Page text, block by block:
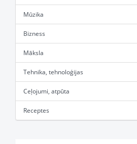
Mūzika
Bizness
Māksla
Tehnika, tehnoloģijas
Ceļojumi, atpūta
Receptes